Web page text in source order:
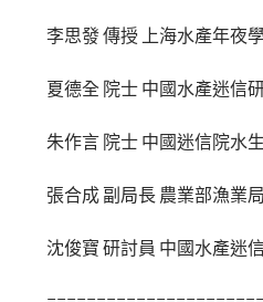
李思發 傳授 上海水產年夜
夏德全 院士 中國水產迷信
朱作言 院士 中國迷信院水
張合成 副局長 農業部漁業局
沈俊寶 研討員 中國水產迷